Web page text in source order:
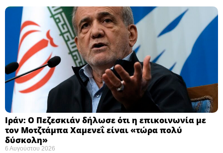
Ιράν: Ο Πεζεσκιάν δήλωσε ότι η επικοινωνία με
τον Μοτζτάμπα Χαμενεΐ είναι «τώρα πολύ
δύσκολη» ​
6 Αυγούστου 2026